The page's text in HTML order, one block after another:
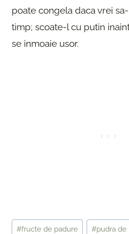
poate congela daca vrei
timp; scoate-l cu putin
se inmoaie usor.
Post
#fructe de padure #pudra de